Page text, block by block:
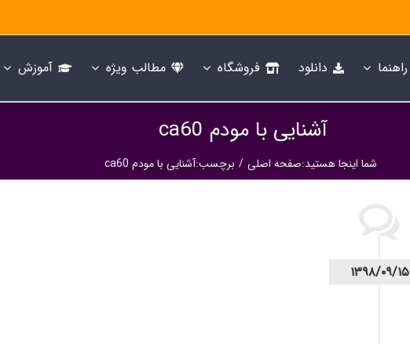
راهنما دانلود فروشگاه مطالب ویژه آموزش
آشنایی با مودم ca60
شما اینجا هستید:صفحه اصلی / برچسب:آشنایی با مودم ca60
۱۳۹۸/۰۹/۱۵